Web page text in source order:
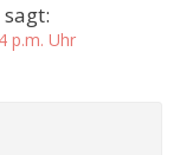
sagt:
p.m. Uhr